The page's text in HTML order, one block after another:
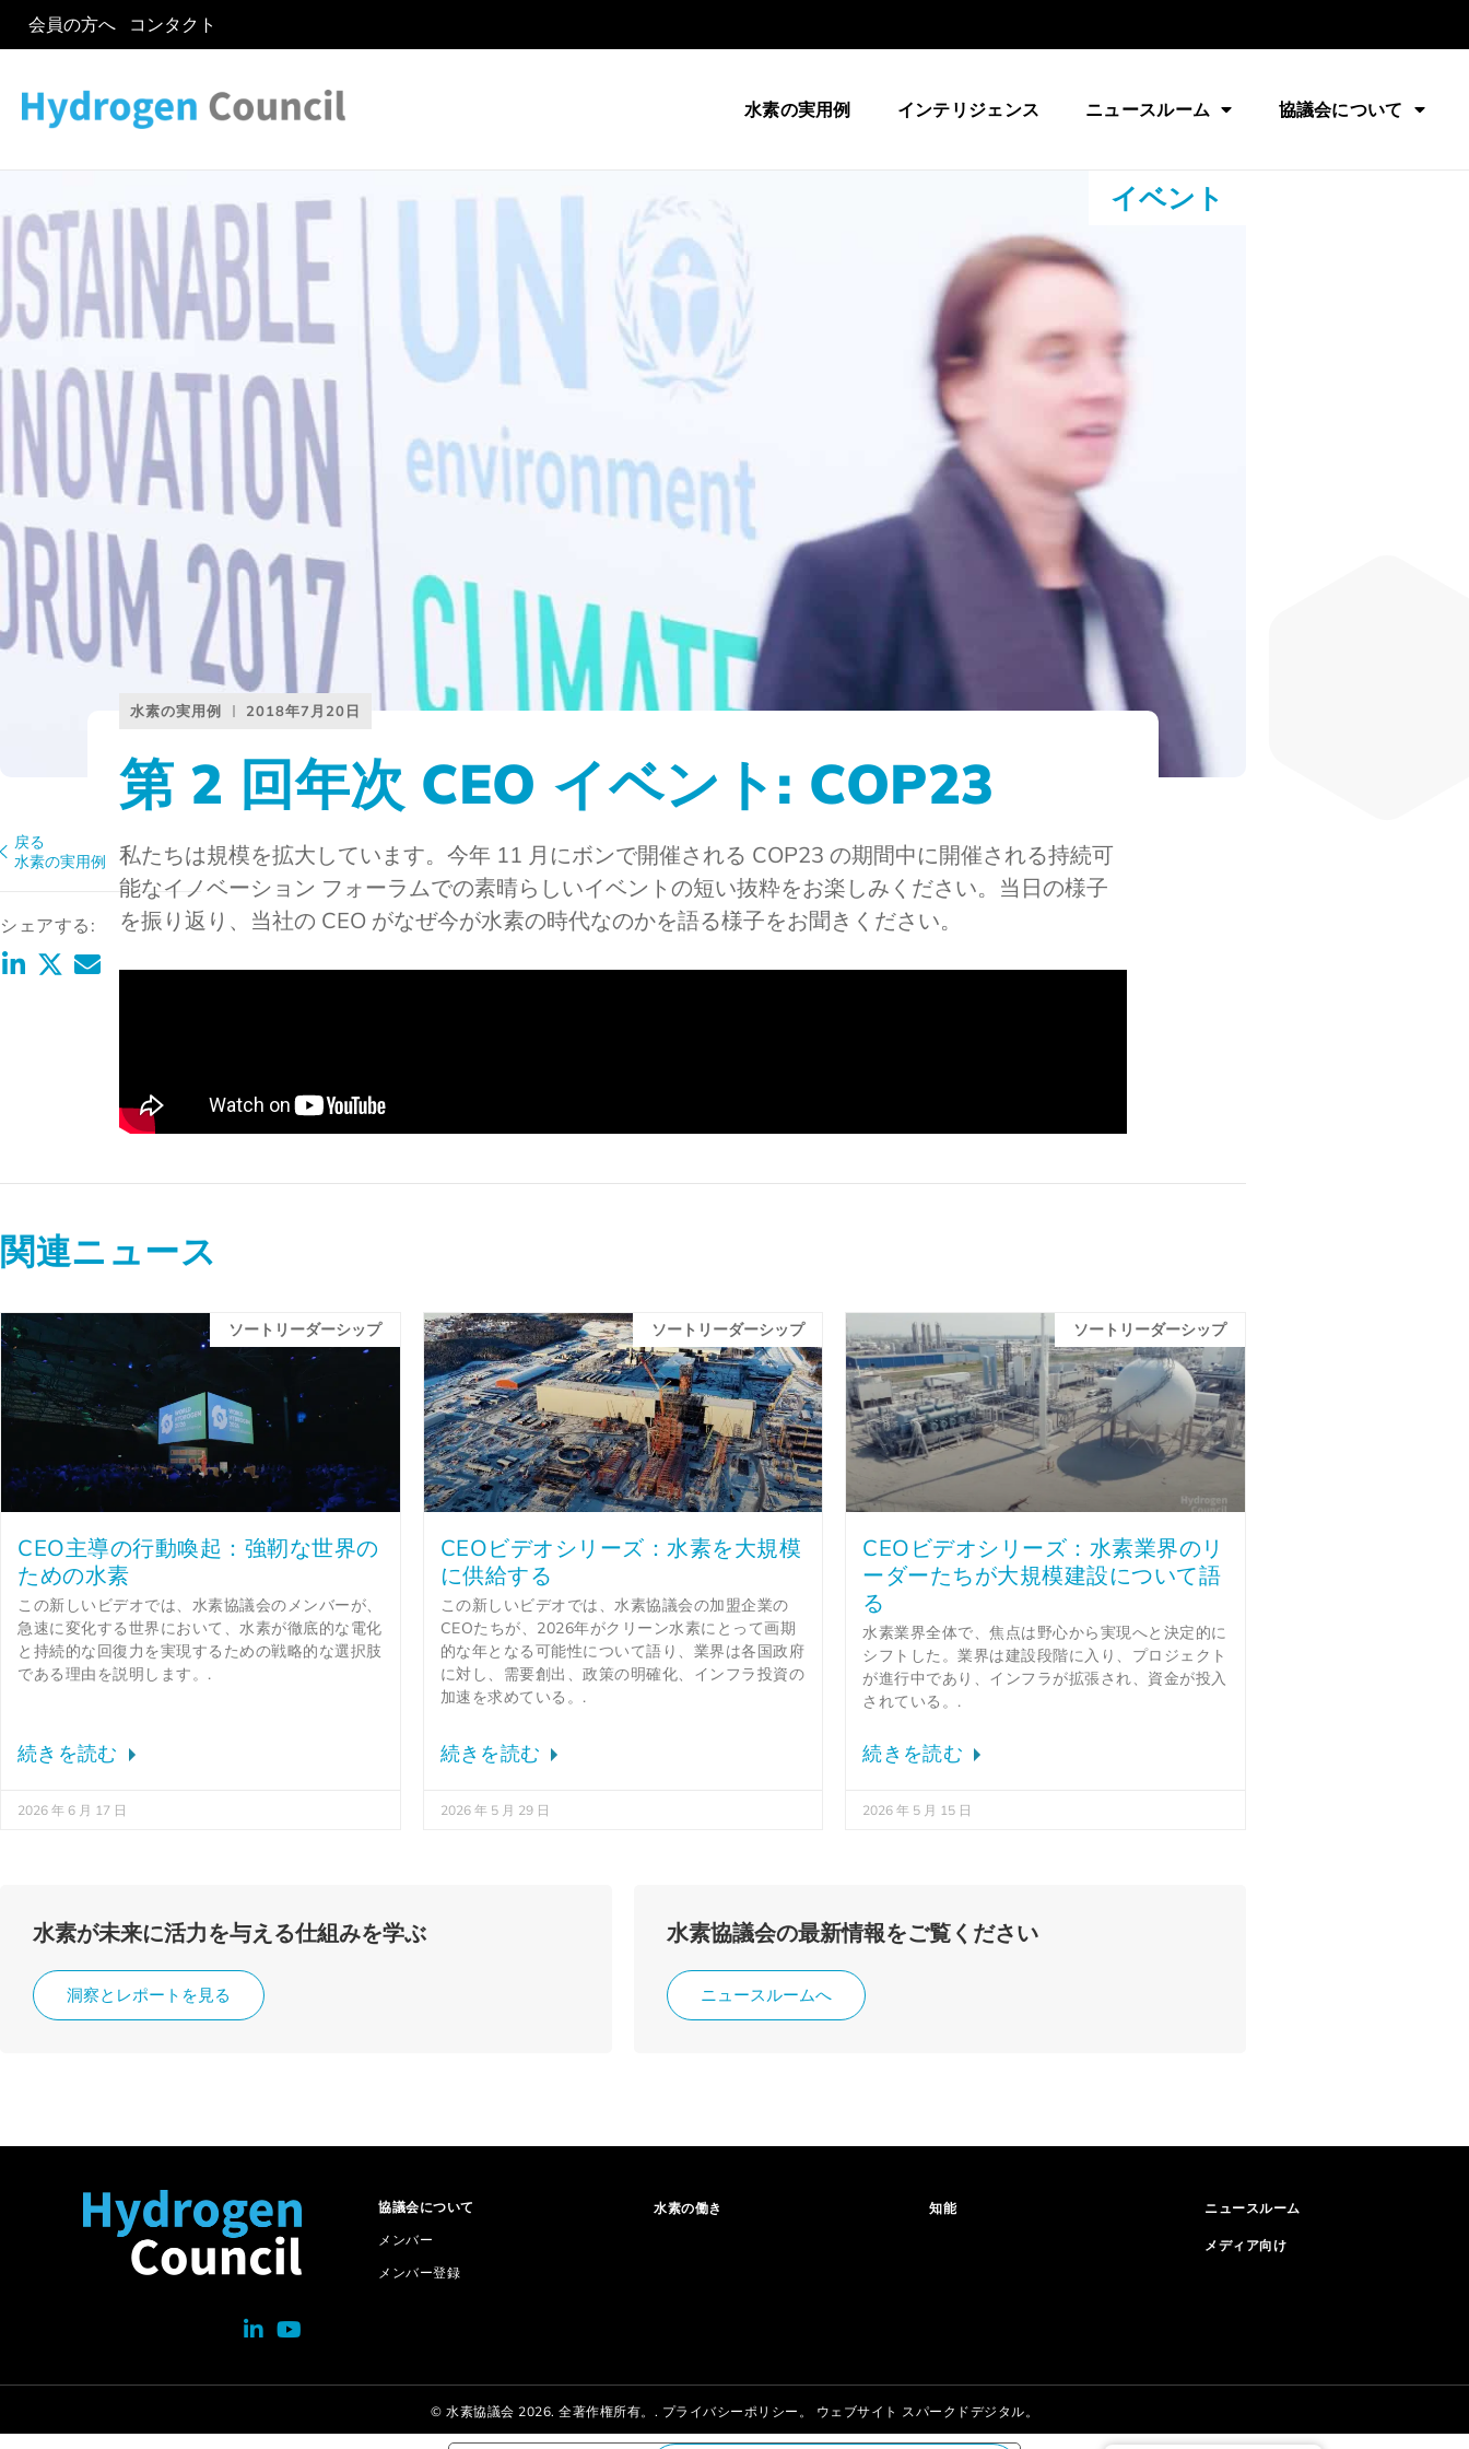
会員の方へ コンタクト
水素の実用例 インテリジェンス ニュースルーム 協議会について
イベント
戻る
水素の実用例
シェアする:
水素の実用例 2018年7月20日
第 2 回年次 CEO イベント: COP23
私たちは規模を拡大しています。今年 11 月にボンで開催される COP23 の期間中に開催される持続可
能なイノベーション フォーラムでの素晴らしいイベントの短い抜粋をお楽しみください。当日の様子
を振り返り、当社の CEO がなぜ今が水素の時代なのかを語る様子をお聞きください。
関連ニュース
ソートリーダーシップ
CEO主導の行動喚起：強靭な世界の
ための水素
この新しいビデオでは、水素協議会のメンバーが、
急速に変化する世界において、水素が徹底的な電化
と持続的な回復力を実現するための戦略的な選択肢
である理由を説明します。.
続きを読む
2026 年 6 月 17 日
ソートリーダーシップ
CEOビデオシリーズ：水素を大規模
に供給する
この新しいビデオでは、水素協議会の加盟企業の
CEOたちが、2026年がクリーン水素にとって画期
的な年となる可能性について語り、業界は各国政府
に対し、需要創出、政策の明確化、インフラ投資の
加速を求めている。.
続きを読む
2026 年 5 月 29 日
ソートリーダーシップ
CEOビデオシリーズ：水素業界のリ
ーダーたちが大規模建設について語
る
水素業界全体で、焦点は野心から実現へと決定的に
シフトした。業界は建設段階に入り、プロジェクト
が進行中であり、インフラが拡張され、資金が投入
されている。.
続きを読む
2026 年 5 月 15 日
水素が未来に活力を与える仕組みを学ぶ
洞察とレポートを見る
水素協議会の最新情報をご覧ください
ニュースルームへ
協議会について
メンバー
メンバー登録
水素の働き 知能 ニュースルーム
メディア向け
© 水素協議会 2026. 全著作権所有。. プライバシーポリシー。 ウェブサイト スパークドデジタル。